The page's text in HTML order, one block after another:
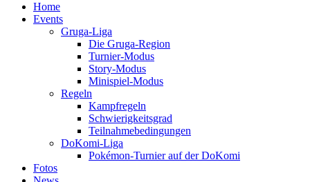
Home
Events
Gruga-Liga
Die Gruga-Region
Turnier-Modus
Story-Modus
Minispiel-Modus
Regeln
Kampfregeln
Schwierigkeitsgrad
Teilnahmebedingungen
DoKomi-Liga
Pokémon-Turnier auf der DoKomi
Fotos